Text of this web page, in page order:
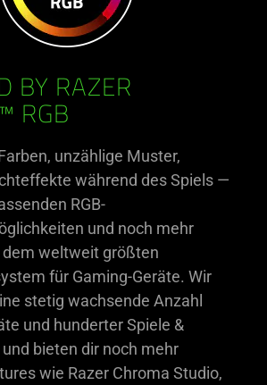
BY RAZER
RGB
unzählige Muster,
während des Spiels —
RGB-
und noch mehr
weltweit größten
für Gaming-Geräte. Wir
stetig wachsende Anzahl
und hunderter Spiele &
bieten dir noch mehr
wie Razer Chroma Studio,